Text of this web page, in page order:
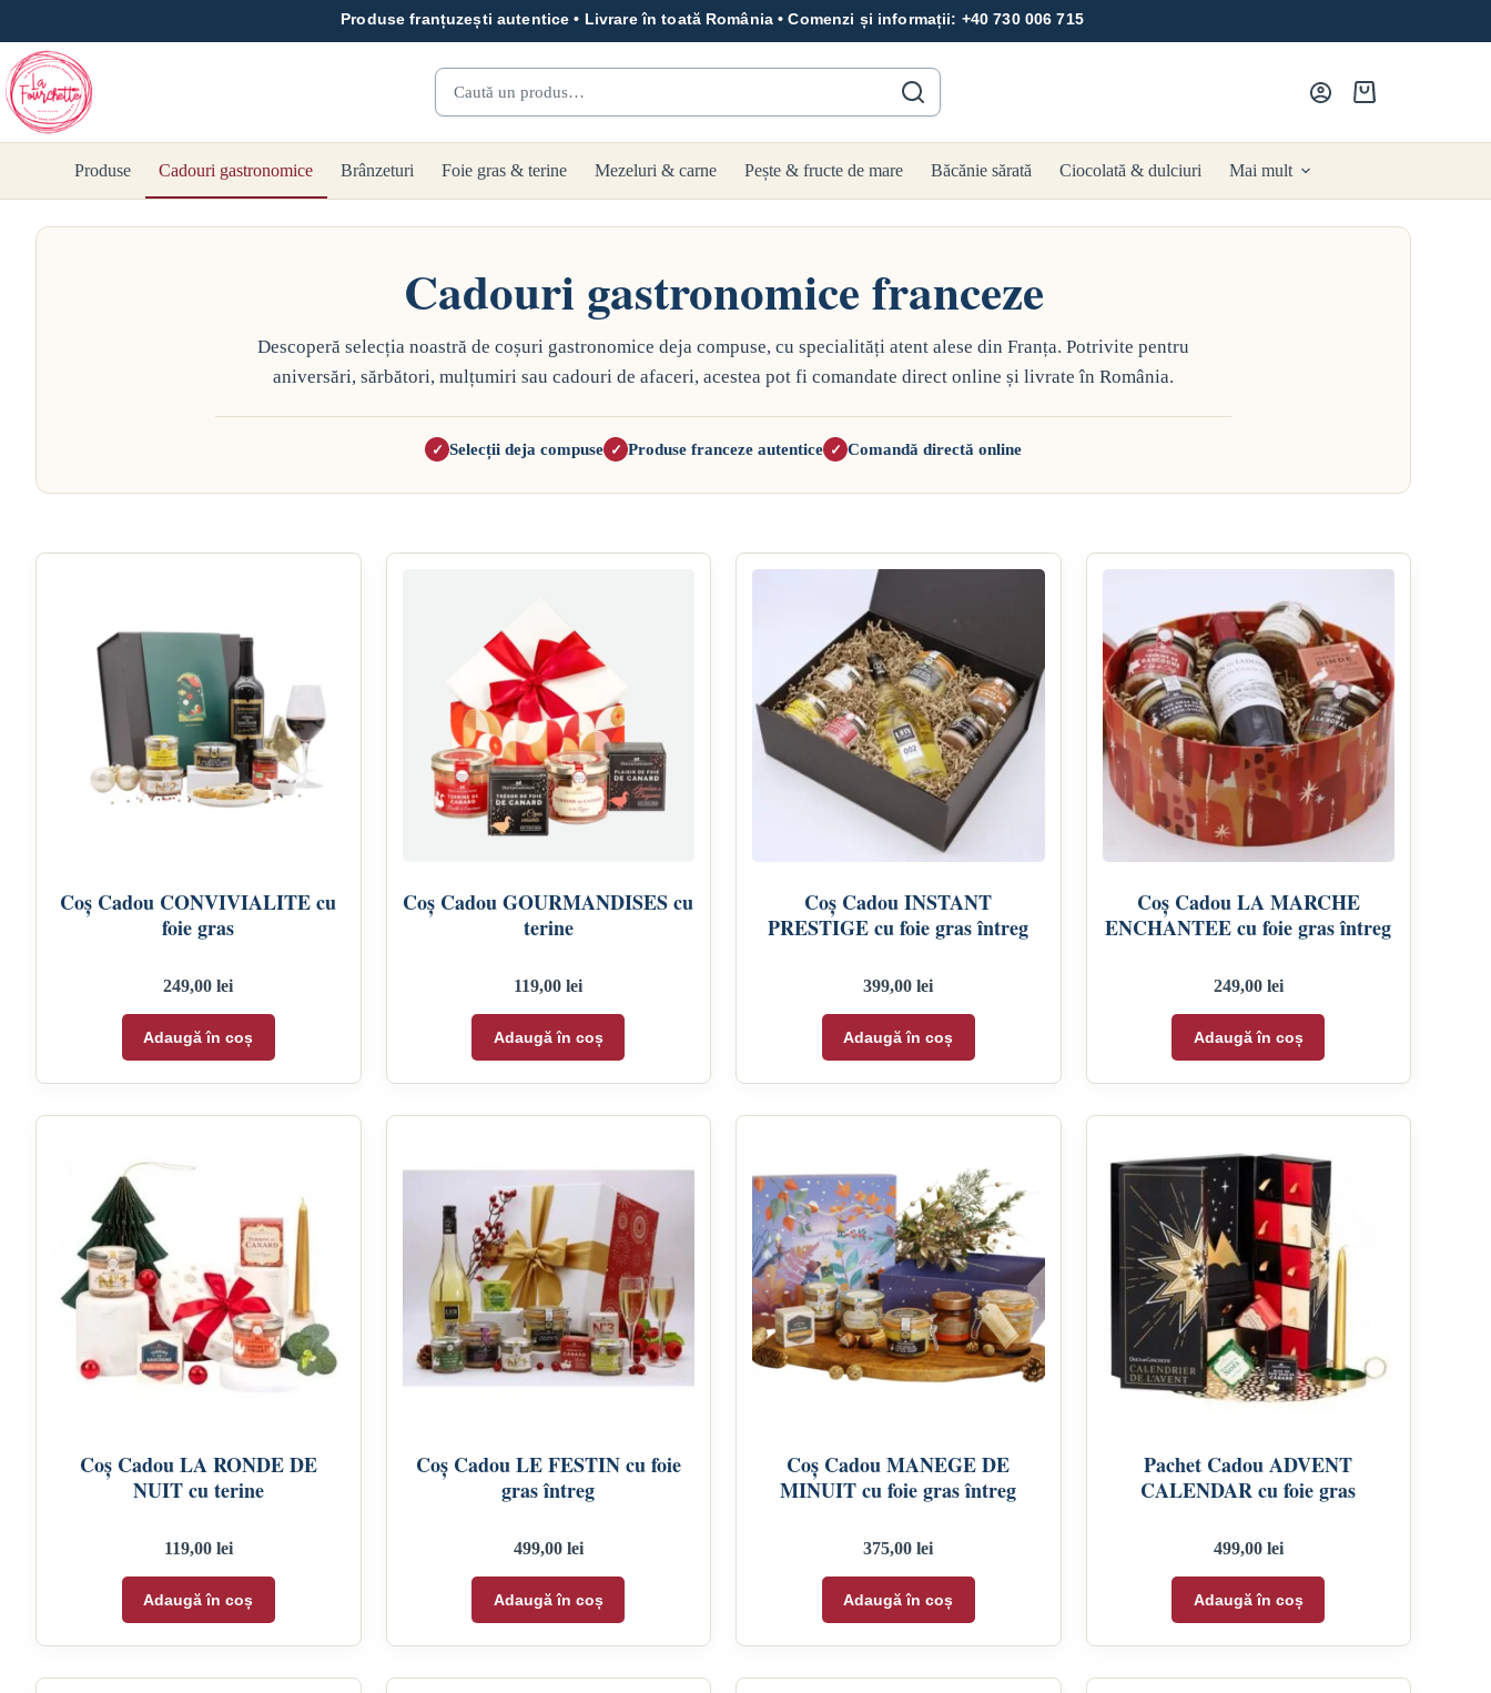
conținut
Produse franțuzești autentice • Livrare în toată România • Comenzi și informații: +40 730 006 715
Caută un produs…
Coș
cumpărături
Produse
Cadouri gastronomice Brânzeturi Foie gras & terine Mezeluri & carne Pește & fructe de mare Băcănie sărată Ciocolată & dulciuri Mai mult
Cadouri gastronomice franceze
Descoperă selecția noastră de coșuri gastronomice deja compuse, cu specialități atent alese din Franța. Potrivite pentru
aniversări, sărbători, mulțumiri sau cadouri de afaceri, acestea pot fi comandate direct online și livrate în România.
✓ Selecții deja compuse ✓ Produse franceze autentice ✓ Comandă directă online
Coș Cadou CONVIVIALITE cu
foie gras
249,00lei
Adaugă în coș
Coș Cadou GOURMANDISES cu
terine
119,00lei
Adaugă în coș
Coș Cadou INSTANT
PRESTIGE cu foie gras întreg
399,00lei
Adaugă în coș
Coș Cadou LA MARCHE
ENCHANTEE cu foie gras întreg
249,00 lei
Adaugă în coș
Coș Cadou LA RONDE DE
NUIT cu terine
119,00 lei
Adaugă în coș
Coș Cadou LE FESTIN cu foie
gras întreg
499,00 lei
Adaugă în coș
Coș Cadou MANEGE DE
MINUIT cu foie gras întreg
375,00lei
Adaugă în coș
Pachet Cadou ADVENT
CALENDAR cu foie gras
499,00 lei
Adaugă în coș